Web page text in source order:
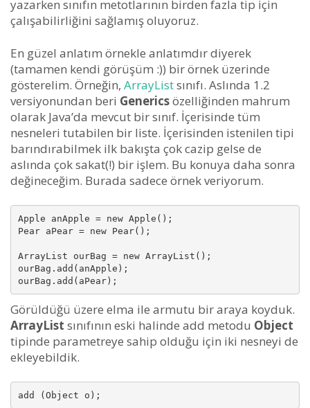
yazarken sınıfın metotlarının birden fazla tip için
çalışabilirliğini sağlamış oluyoruz.
En güzel anlatım örnekle anlatımdır diyerek
(tamamen kendi görüşüm :)) bir örnek üzerinde
gösterelim. Örneğin, ArrayListsınıfı. Aslında 1.2
versiyonundan beri Genericsözelliğinden mahrum
olarak Java’da mevcut bir sınıf. İçerisinde tüm
nesneleri tutabilen bir liste. İçerisinden istenilen tipi
barındırabilmek ilk bakışta çok cazip gelse de
aslında çok sakat(!) bir işlem. Bu konuya daha sonra
değineceğim. Burada sadece örnek veriyorum.
Apple anApple = new Apple();
Pear aPear = new Pear();
ArrayList ourBag = new ArrayList();
ourBag.add(anApple);
ourBag.add(aPear);
Görüldüğü üzere elma ile armutu bir araya koyduk.
ArrayList sınıfının eski halinde add metodu Object
tipinde parametreye sahip olduğu için iki nesneyi de
ekleyebildik.
add (Object o);